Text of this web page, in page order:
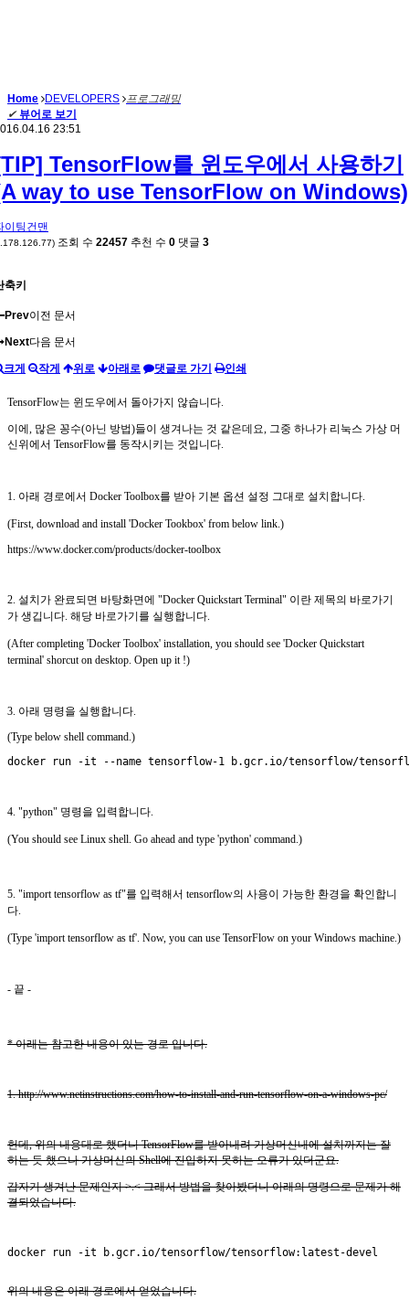
Home DEVELOPERS 프로그래밍
✔ 뷰어로 보기
23:51
TensorFlow를 윈도우에서 사용하기
way to use TensorFlow on Windows)
이팅건맨
조회 수 22457 추천 수 0 댓글 3
축키
Prev이전 문서
Next다음 문서
크게 작게 위로 아래로 댓글로 가기 인쇄
TensorFlow는 윈도우에서 돌아가지 않습니다.
이에, 많은 꽁수(아닌 방법)들이 생겨나는 것 같은데요, 그중 하나가 리눅스 가상 머
신위에서 TensorFlow를 동작시키는 것입니다.
1. 아래 경로에서 Docker Toolbox를 받아 기본 옵션 설정 그대로 설치합니다.
(First, download and install 'Docker Tookbox' from below link.)
https://www.docker.com/products/docker-toolbox
2. 설치가 완료되면 바탕화면에 "Docker Quickstart Terminal" 이란 제목의 바로가기
가 생깁니다. 해당 바로가기를 실행합니다.
(After completing 'Docker Toolbox' installation, you should see 'Docker Quickstart
terminal' shorcut on desktop. Open up it !)
3. 아래 명령을 실행합니다.
(Type below shell command.)
docker run -it --name tensorflow-1 b.gcr.io/tensorflow/
4. "python" 명령을 입력합니다.
(You should see Linux shell. Go ahead and type 'python' command.)
5. "import tensorflow as tf"를 입력해서 tensorflow의 사용이 가능한 환경을 확인합니
다.
(Type 'import tensorflow as tf'. Now, you can use TensorFlow on your Windows machine.)
- 끝 -
* 아래는 참고한 내용이 있는 경로 입니다.
1. http://www.netinstructions.com/how-to-install-and-run-tensorflow-on-a-windows-pc/
헌데, 위의 내용대로 했더니 TensorFlow를 받아내려 가상머신내에 설치까지는 잘
하는 듯 했으나 가상머신의 Shell에 진입하지 못하는 오류가 있더군요.
갑자기 생겨난 문제인지 >.< 그래서 방법을 찾아봤더니 아래의 명령으로 문제가 해
결되었습니다.
docker run -it b.gcr.io/tensorflow/tensorflow:latest-devel
위의 내용은 아래 경로에서 얻었습니다.